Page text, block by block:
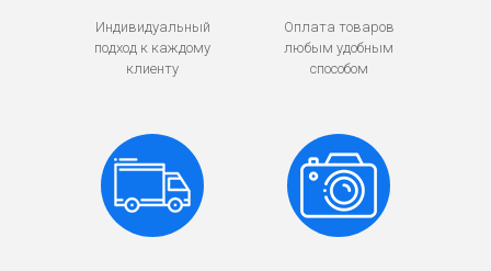
Индивидуальный
подход к каждому
клиенту
Оплата товаров
любым удобным
способом